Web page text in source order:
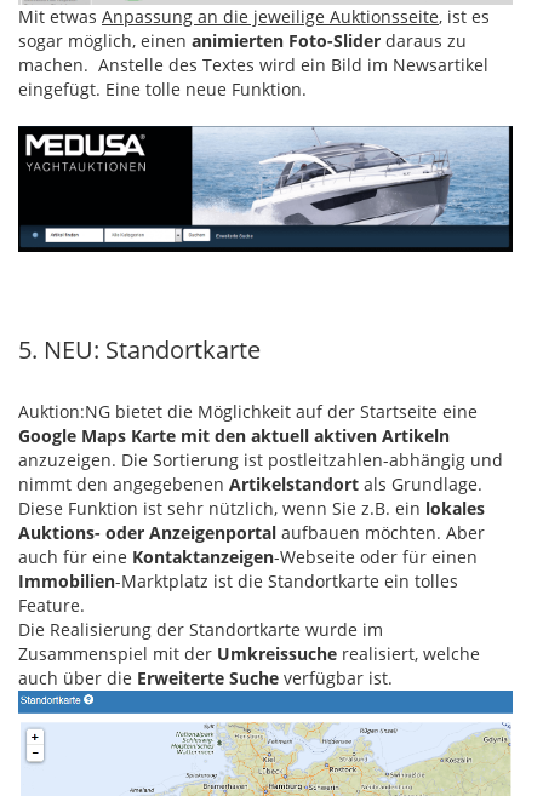
Mit etwas Anpassung an die jeweilige Auktionsseite, ist es
sogar möglich, einen animierten Foto-Slider daraus zu
machen. Anstelle des Textes wird ein Bild im Newsartikel
eingefügt. Eine tolle neue Funktion.
5. NEU: Standortkarte
Auktion:NG bietet die Möglichkeit auf der Startseite eine
Google Maps Karte mit den aktuell aktiven Artikeln
anzuzeigen. Die Sortierung ist postleitzahlen-abhängig und
nimmt den angegebenen Artikelstandort als Grundlage.
Diese Funktion ist sehr nützlich, wenn Sie z.B. ein lokales
Auktions- oder Anzeigenportal aufbauen möchten. Aber
auch für eine Kontaktanzeigen-Webseite oder für einen
Immobilien-Marktplatz ist die Standortkarte ein tolles
Feature.
Die Realisierung der Standortkarte wurde im
Zusammenspiel mit der Umkreissuche realisiert, welche
auch über die Erweiterte Suche verfügbar ist.